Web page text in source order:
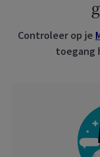
Controleer op je
toegang